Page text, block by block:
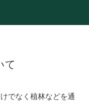
て
でなく植林などを通